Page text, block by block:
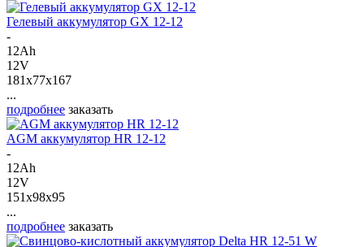
Гелевый аккумулятор GX 12-12
-
12Ah
12V
181x77x167
...
подробнее заказать
AGM аккумулятор HR 12-12
-
12Ah
12V
151x98x95
...
подробнее заказать